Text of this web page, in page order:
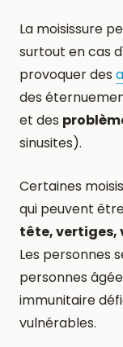
La moisissure
surtout en cas
provoquer des
des
et des
sinusites).
Certaines
qui peuvent
tête, vertiges,
Les personnes
personnes
immunitaire
vulnérables.